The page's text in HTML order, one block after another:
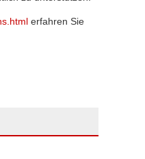
erfahren Sie